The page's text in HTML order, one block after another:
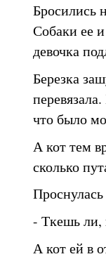
Бросились
Собаки ее
девочка
Березка
что было
А кот тем
сколько
- Ткешь ли,
А кот ей в